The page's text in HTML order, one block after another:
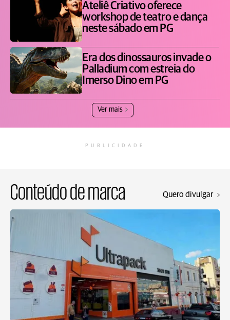
Ateliê Criativo oferece
workshop de teatro e dança
neste sábado em PG
Era dos dinossauros invade o
Palladium com estreia do
Imerso Dino em PG
Ver mais
PUBLICIDADE
Conteúdo de marca Quero divulgar